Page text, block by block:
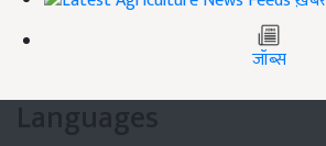
जॉब्स
Languages